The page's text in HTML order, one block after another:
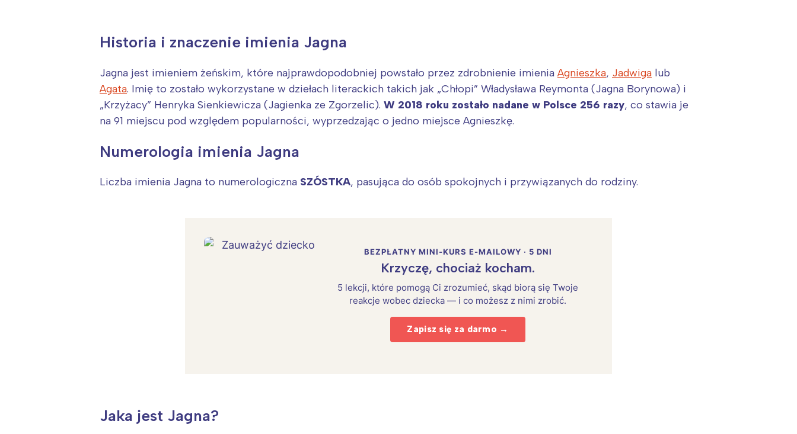
Historia i znaczenie imienia Jagna
Jagna jest imieniem żeńskim, które najprawdopodobniej powstało przez zdrobnienie imienia Agnieszka, Jadwiga lub
Agata. Imię to zostało wykorzystane w dziełach literackich takich jak „Chłopi” Władysława Reymonta (Jagna Borynowa) i
„Krzyżacy” Henryka Sienkiewicza (Jagienka ze Zgorzelic). W 2018 roku zostało nadane w Polsce 256 razy, co stawia je
na 91 miejscu pod względem popularności, wyprzedzając o jedno miejsce Agnieszkę.
Numerologia imienia Jagna
Liczba imienia Jagna to numerologiczna SZÓSTKA, pasująca do osób spokojnych i przywiązanych do rodziny.
BEZPŁATNY MINI-KURS E-MAILOWY · 5 DNI
Krzyczę, chociaż kocham.
5 lekcji, które pomogą Ci zrozumieć, skąd biorą się Twoje
reakcje wobec dziecka — i co możesz z nimi zrobić.
Zapisz się za darmo →
Jaka jest Jagna?